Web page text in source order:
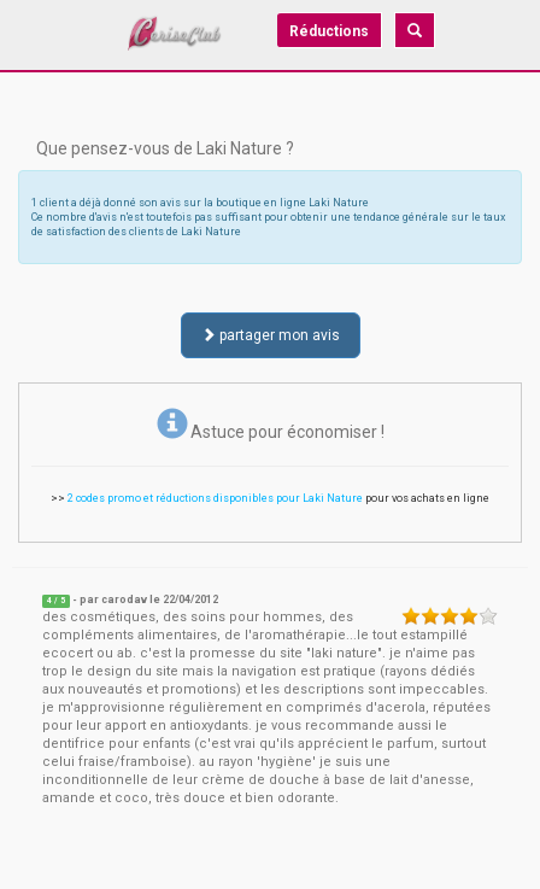
Réductions
Que pensez-vous de Laki Nature ?
1 client a déjà donné son avis sur la boutique en ligne Laki Nature
Ce nombre d'avis n'est toutefois pas suffisant pour obtenir une tendance générale sur le taux
de satisfaction des clients de Laki Nature
partager mon avis
Astuce pour économiser !
>> 2 codes promo et réductions disponibles pour Laki Nature pour vos achats en ligne
4 / 5 - parcarodav le 22/04/2012
des cosmétiques, des soins pour hommes, des
compléments alimentaires, de l'aromathérapie...le tout estampillé
ecocert ou ab. c'est la promesse du site "laki nature". je n'aime pas
trop le design du site mais la navigation est pratique (rayons dédiés
aux nouveautés et promotions) et les descriptions sont impeccables.
je m'approvisionne régulièrement en comprimés d'acerola, réputées
pour leur apport en antioxydants. je vous recommande aussi le
dentifrice pour enfants (c'est vrai qu'ils apprécient le parfum, surtout
celui fraise/framboise). au rayon 'hygiène' je suis une
inconditionnelle de leur crème de douche à base de lait d'anesse,
amande et coco, très douce et bien odorante.